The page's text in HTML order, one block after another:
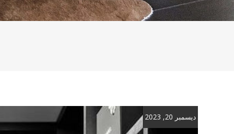
ديسمبر 20, 2023